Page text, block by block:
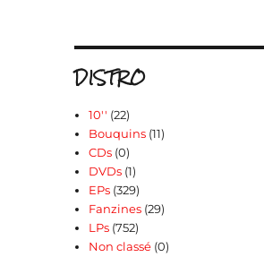
DISTRO
10'' (22)
Bouquins (11)
CDs (0)
DVDs (1)
EPs (329)
Fanzines (29)
LPs (752)
Non classé (0)